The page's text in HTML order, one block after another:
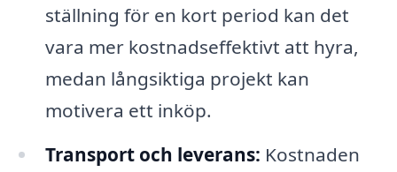
ställning för en kort period kan det
vara mer kostnadseffektivt att hyra,
medan långsiktiga projekt kan
motivera ett inköp.
Transport och leverans: Kostnaden